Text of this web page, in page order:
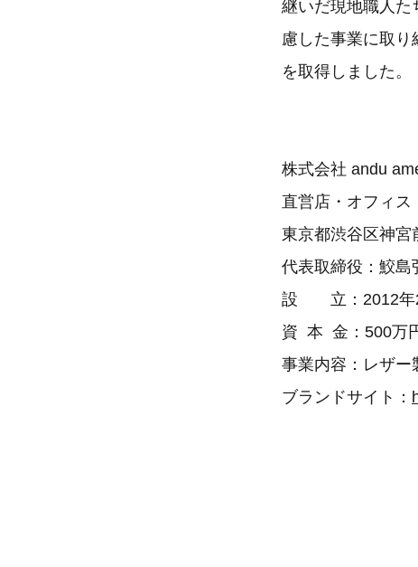
継いだ現地職人た
慮した事業に取り
を取得しました。
株式会社 andu
直営店・オフィス
東京都渋谷区神宮
代表取締役：鮫島
設 立：
資 本 金：500
事業内容：レザー
ブランドサイト：